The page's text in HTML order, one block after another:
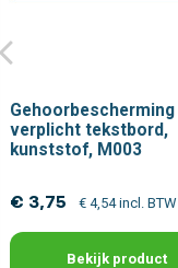
Gehoorbescherming
verplicht tekstbord,
kunststof, M003
€ 3,75 € 4,54 incl. BTW
Bekijk product